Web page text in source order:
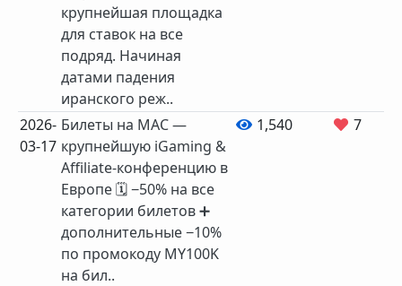
крупнейшая площадка
для ставок на все
подряд. Начиная
датами падения
иранского реж..
2026-
03-17
Билеты на MAC —
крупнейшую iGaming &
Affiliate-конференцию в
Европе 🗓 −50% на все
категории билетов ➕
дополнительные −10%
по промокоду MY100K
на бил..
1,540 7